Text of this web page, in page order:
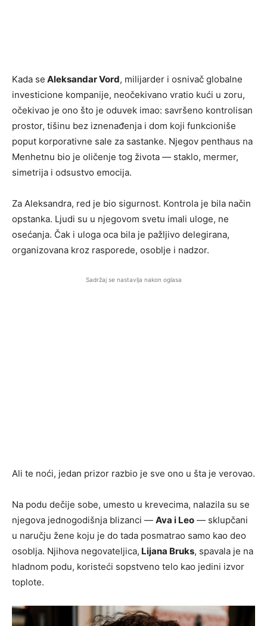
Kada se Aleksandar Vord, milijarder i osnivač globalne
investicione kompanije, neočekivano vratio kući u zoru,
očekivao je ono što je oduvek imao: savršeno kontrolisan
prostor, tišinu bez iznenađenja i dom koji funkcioniše
poput korporativne sale za sastanke. Njegov penthaus na
Menhetnu bio je oličenje tog života — staklo, mermer,
simetrija i odsustvo emocija.
Za Aleksandra, red je bio sigurnost. Kontrola je bila način
opstanka. Ljudi su u njegovom svetu imali uloge, ne
osećanja. Čak i uloga oca bila je pažljivo delegirana,
organizovana kroz rasporede, osoblje i nadzor.
Sadržaj se nastavlja nakon oglasa
Ali te noći, jedan prizor razbio je sve ono u šta je verovao.
Na podu dečije sobe, umesto u krevecima, nalazila su se
njegova jednogodišnja blizanci — Ava i Leo — sklupčani
u naručju žene koju je do tada posmatrao samo kao deo
osoblja. Njihova negovateljica, Lijana Bruks, spavala je na
hladnom podu, koristeći sopstveno telo kao jedini izvor
toplote.